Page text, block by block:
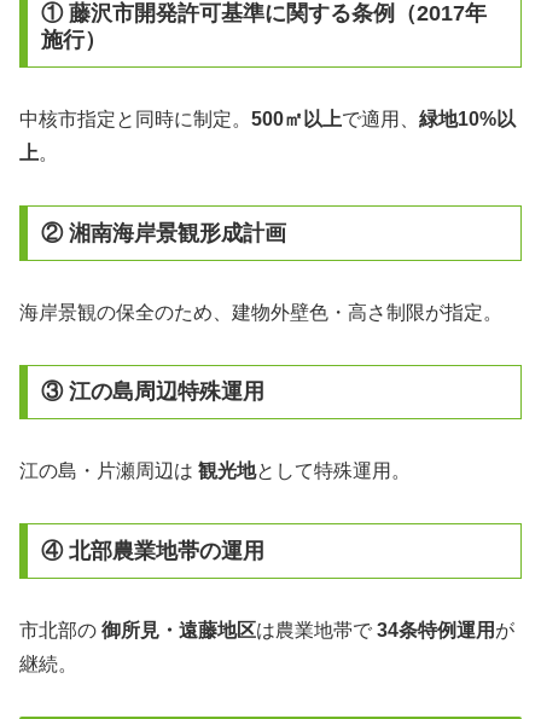
① 藤沢市開発許可基準に関する条例（2017年
施行）
中核市指定と同時に制定。 500㎡以上で適用、 緑地10%以
上。
② 湘南海岸景観形成計画
海岸景観の保全のため、建物外壁色・高さ制限が指定。
③ 江の島周辺特殊運用
江の島・片瀬周辺は 観光地として特殊運用。
④ 北部農業地帯の運用
市北部の 御所見・遠藤地区は農業地帯で 34条特例運用 が
継続。